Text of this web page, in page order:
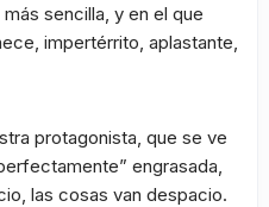
sencilla, y en el que
impertérrito, aplastante,
protagonista, que se ve
engrasada,
las cosas van despacio.